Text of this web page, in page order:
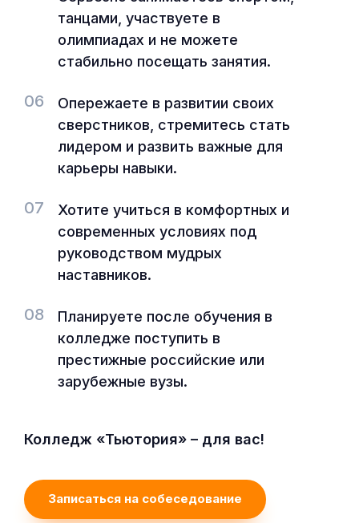
танцами, участвуете в
олимпиадах и не можете
стабильно посещать занятия.
06
Опережаете в развитии своих
сверстников, стремитесь стать
лидером и развить важные для
карьеры навыки.
07
Хотите учиться в комфортных и
современных условиях под
руководством мудрых
наставников.
08
Планируете после обучения в
колледже поступить в
престижные российские или
зарубежные вузы.
Колледж «Тьютория» – для вас!
Записаться на собеседование